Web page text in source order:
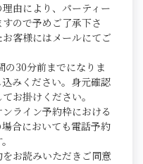
由により、パーティー
ので予めご了承下さ
客様にはメールにてご
30分前までになりま
みください。身元確認
お掛けください。
ライン予約枠における
合においても電話予約
お読みいただきご同意